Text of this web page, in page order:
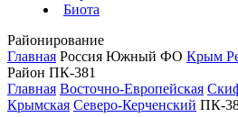
Биота
Районирование
Главная Россия Южный ФО Крым
Район ПК-381
Главная Восточно-Европейская
Крымская Северо-Керченский ПК-